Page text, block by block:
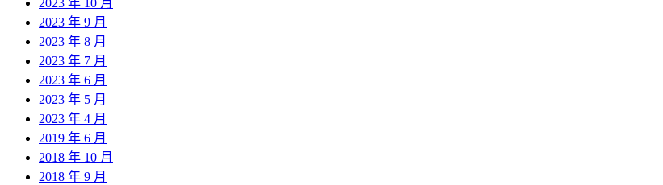
2023 年 10 月
2023 年 9 月
2023 年 8 月
2023 年 7 月
2023 年 6 月
2023 年 5 月
2023 年 4 月
2019 年 6 月
2018 年 10 月
2018 年 9 月